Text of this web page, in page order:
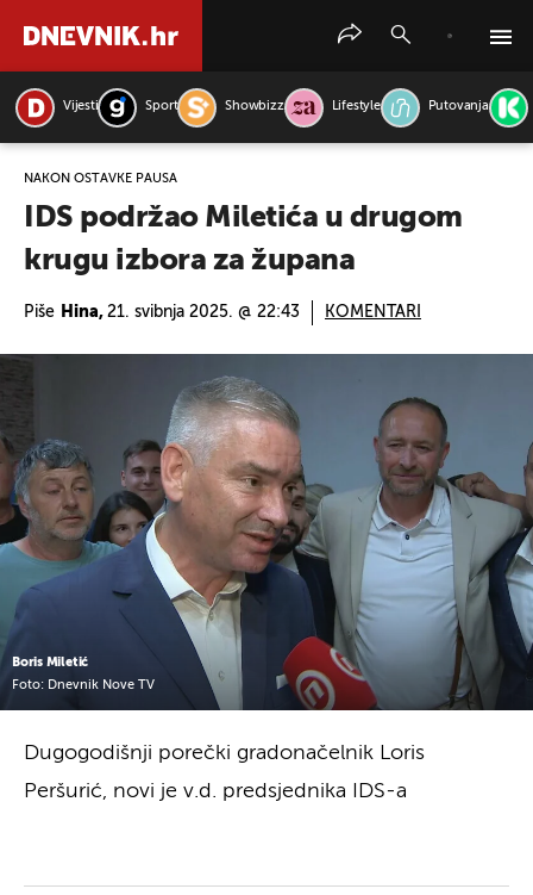
Vijesti Sport Showbizz Lifestyle Putovanja
NAKON OSTAVKE PAUSA
IDS podržao Miletića u drugom
krugu izbora za župana
Piše Hina, 21. svibnja 2025. @ 22:43 KOMENTARI
Boris Miletić
Foto: Dnevnik Nove TV
Dugogodišnji porečki gradonačelnik Loris
Peršurić, novi je v.d. predsjednika IDS-a
PRETRAŽITE VIJESTI